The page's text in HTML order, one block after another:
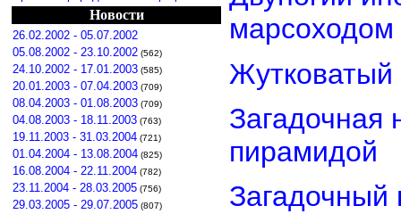
Новости
26.02.2002 - 05.07.2002
05.08.2002 - 23.10.2002 (562)
24.10.2002 - 17.01.2003 (585)
20.01.2003 - 07.04.2003 (709)
08.04.2003 - 01.08.2003 (709)
04.08.2003 - 18.11.2003 (763)
19.11.2003 - 31.03.2004 (721)
01.04.2004 - 13.08.2004 (825)
16.08.2004 - 22.11.2004 (782)
23.11.2004 - 28.03.2005 (756)
29.03.2005 - 29.07.2005 (807)
марсоходом
Загадочная
пирамидой